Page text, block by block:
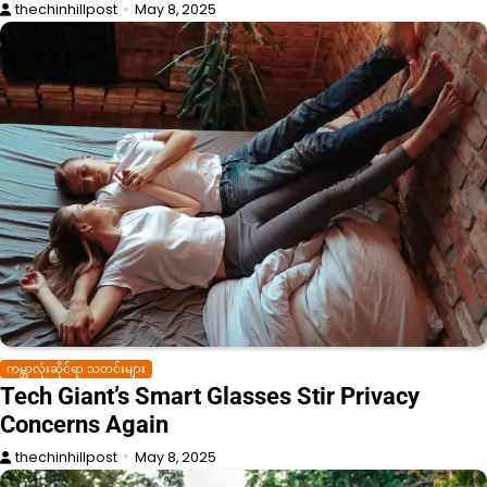
thechinhillpost May 8, 2025
ကမ္ဘာလုံးဆိုင်ရာ သတင်းများ
Tech Giant’s Smart Glasses Stir Privacy
Concerns Again
thechinhillpost May 8, 2025